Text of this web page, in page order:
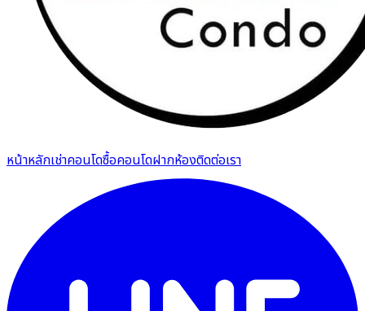
หน้าหลักเช่าคอนโดซื้อคอนโดฝากห้องติดต่อเรา